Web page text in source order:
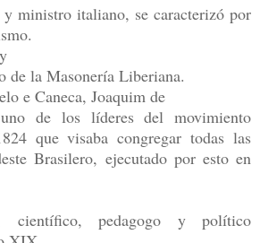
ministro italiano, se caracterizó por
de la Masonería Liberiana.
e Caneca, Joaquim de
de los líderes del movimiento
que visaba congregar todas las
Brasilero, ejecutado por esto en
científico, pedagogo y político